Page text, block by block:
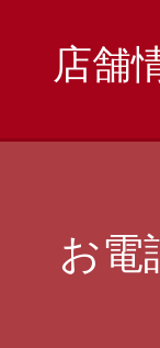
店舗
お電